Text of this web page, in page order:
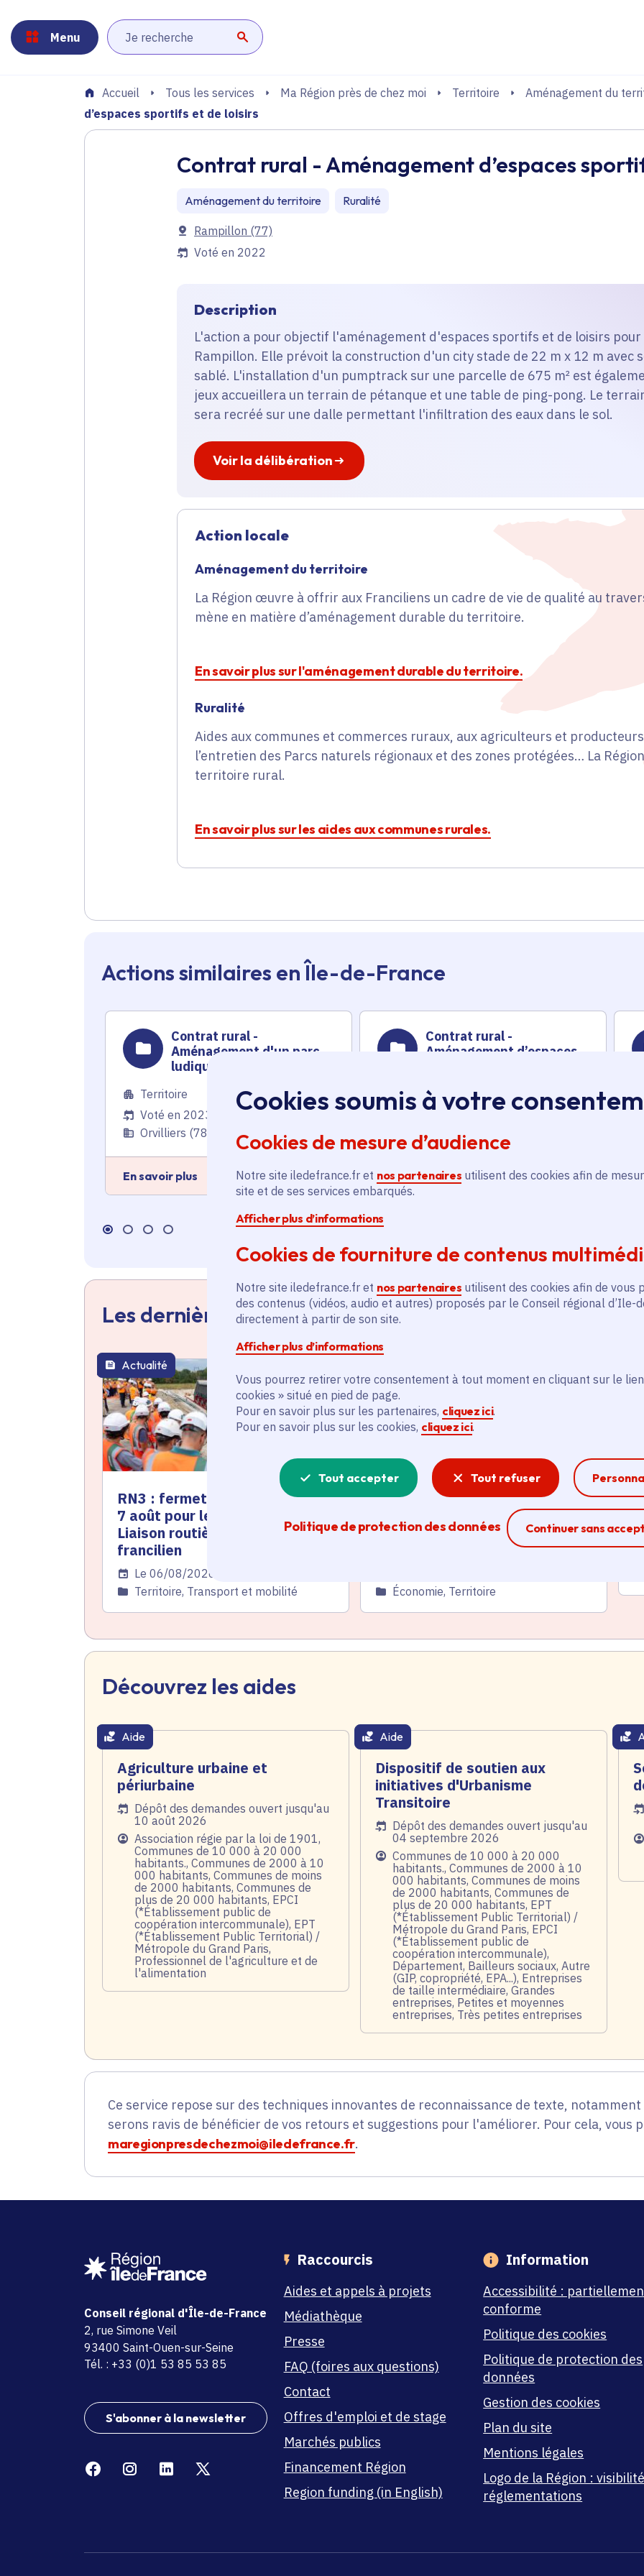
Cookies soumis à votre
Cookies de mesure d’audience
Notre site iledefrance.fr et nos partenaires utilisent des cookies afin de
site et de ses services embarqués.
Afficher plus d’informations
Cookies de fourniture de contenus
Notre site iledefrance.fr et nos partenaires utilisent des cookies afin de vous
des contenus (vidéos, audio et autres) proposés par le Conseil régional d’Ile-
directement à partir de son site.
Afficher plus d’informations
Vous pourrez retirer votre consentement à tout moment en cliquant sur le
cookies » situé en pied de page.
Pour en savoir plus sur les partenaires, cliquez ici.
Pour en savoir plus sur les cookies, cliquez ici.
Tout accepter Tout refuser
Politique de protection des données Continuer sans
Ferme la
Menu
Lancer la recherche
Accueil Tous les services Ma Région près de chez moi Territoire Aménagement du
d’espaces sportifs et de loisirs
Contrat rural - Aménagement d’espaces
Aménagement du territoire Ruralité
Communes
Rampillon (77)
Voté en 2022
Description
L'action a pour objectif l'aménagement d'espaces sportifs et de loisirs pour
Rampillon. Elle prévoit la construction d'un city stade de 22 m x 12 m avec
sablé. L'installation d'un pumptrack sur une parcelle de 675 m² est
jeux accueillera un terrain de pétanque et une table de ping-pong. Le
sera recréé sur une dalle permettant l'infiltration des eaux dans le sol.
Voir la délibération
Action locale
Aménagement du territoire
La Région œuvre à offrir aux Franciliens un cadre de vie de qualité au
mène en matière d’aménagement durable du territoire.
En savoir plus sur l'aménagement durable du territoire.
Ruralité
Aides aux communes et commerces ruraux, aux agriculteurs et
l’entretien des Parcs naturels régionaux et des zones protégées… La
territoire rural.
En savoir plus sur les aides aux communes rurales.
Actions similaires en Île-de-France
Contrat rural -
Aménagement d'un parc
ludique et sportif
Territoire
Voté en 2023
Orvilliers (78)
En savoir plus
Contrat rural -
Aménagement d’espaces
Territoire
Bazainville (78)
En savoir plus
Les dernières actualités
thématique active
Actualité
RN3 : fermeture totale du 3 au
7 août pour les travaux de la
Liaison routière de l'est
francilien
Date de l'arrêté
Le 06/08/2026
Catégorie
Territoire, Transport et mobilité
Agriculture urbaine et
périurbaine en Île-de-France :
demandez une subvention
Catégorie
Économie, Territoire
Découvrez les aides
thématique active
Aide
Agriculture urbaine et
périurbaine
Date de l'arrêté
Dépôt des demandes ouvert jusqu'au
10 août 2026
PublicAssociation régie par la loi de 1901,
Communes de 10 000 à 20 000
habitants., Communes de 2000 à 10
000 habitants, Communes de moins
de 2000 habitants, Communes de
plus de 20 000 habitants, EPCI
(*Établissement public de
coopération intercommunale), EPT
(*Établissement Public Territorial) /
Métropole du Grand Paris,
Professionnel de l'agriculture et de
l'alimentation
thématique active
Aide
Dispositif de soutien aux
initiatives d'Urbanisme
Transitoire
Date de l'arrêté
Dépôt des demandes ouvert jusqu'au
04 septembre 2026
PublicCommunes de 10 000 à 20 000
habitants., Communes de 2000 à 10
000 habitants, Communes de moins
de 2000 habitants, Communes de
plus de 20 000 habitants, EPT
(*Établissement Public Territorial) /
Métropole du Grand Paris, EPCI
(*Établissement public de
coopération intercommunale),
Département, Bailleurs sociaux, Autre
(GIP, copropriété, EPA...), Entreprises
de taille intermédiaire, Grandes
entreprises, Petites et moyennes
entreprises, Très petites entreprises
Ce service repose sur des techniques innovantes de reconnaissance de texte,
serons ravis de bénéficier de vos retours et suggestions pour l'améliorer. Pour cela, vous
maregionpresdechezmoi@iledefrance.fr.
Conseil régional d'Île-de-France
adresse
2, rue Simone Veil
code postal et commune
93400 Saint-Ouen-sur-Seine
Tél. : +33 (0)1 53 85 53 85
S'abonner à la newsletter
FacebookInstagramLinkedin
Raccourcis
Aides et appels à projets
Médiathèque
Presse
FAQ (foires aux questions)
Contact
Offres d'emploi et de stage
Marchés publics
Financement Région
Region funding (in English)
Information
Accessibilité :
conforme
Politique des cookies
Politique de protection des
données
Gestion des cookies
Plan du site
Mentions légales
Logo de la Région :
réglementations